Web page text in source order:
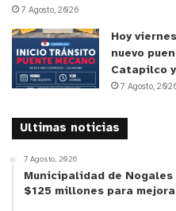
futuro y estos
seguir con la gente
textil, poder potenciarlo
tiempo”.
El objetivo de esta
caracterizar los
patrimonio identitario
Valle Hermoso, según
cultores y
7 Agosto, 2026
Hoy
nuevo
Catapilco
7 Agosto,
Ultimas noticias
7 Agosto, 2026
Municipalidad de
$125 millones para